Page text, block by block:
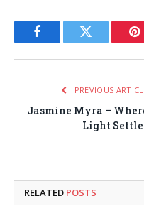
FacebookTwitter
PREVIOUS
Jasmine Myra –
Light
RELATED POSTS